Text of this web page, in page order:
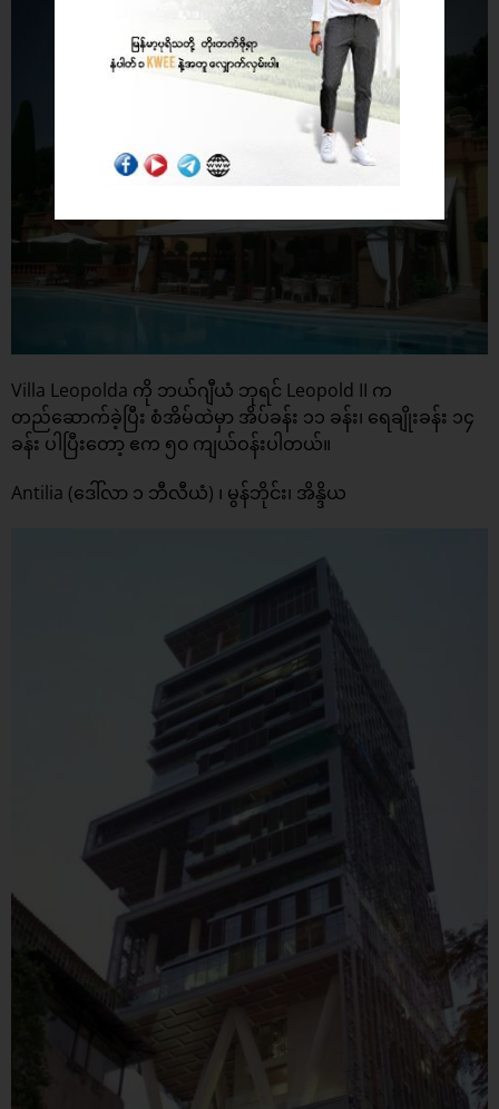
Villa Leopolda ကို ဘယ်ဂျီယံ ဘုရင် Leopold II က
တည်ဆောက်ခဲ့ပြီး စံအိမ်ထဲမှာ အိပ်ခန်း ၁၁ ခန်း၊ ရေချိုးခန်း ၁၄
ခန်း ပါပြီးတော့ ဧက ၅၀ ကျယ်ဝန်းပါတယ်။
Antilia (ဒေါ်လာ ၁ ဘီလီယံ) ၊ မွန်ဘိုင်း၊ အိန္ဒိယ